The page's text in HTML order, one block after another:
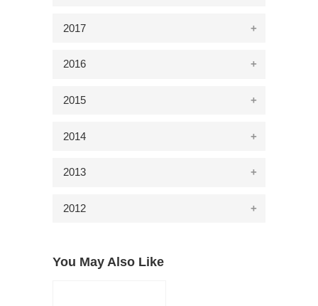
2017
2016
2015
2014
2013
2012
You May Also Like